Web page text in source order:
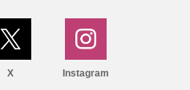
X Instagram